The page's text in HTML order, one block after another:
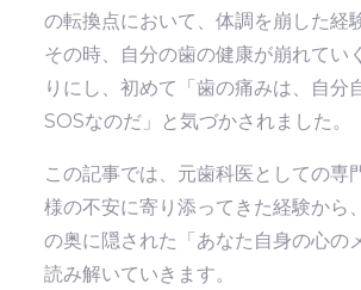
の転換点において、体調を崩した経
その時、自分の歯の健康が崩れてい
りにし、初めて「歯の痛みは、自分
SOSなのだ」と気づかされました。
この記事では、元歯科医としての専
様の不安に寄り添ってきた経験から
の奥に隠された「あなた自身の心の
読み解いていきます。